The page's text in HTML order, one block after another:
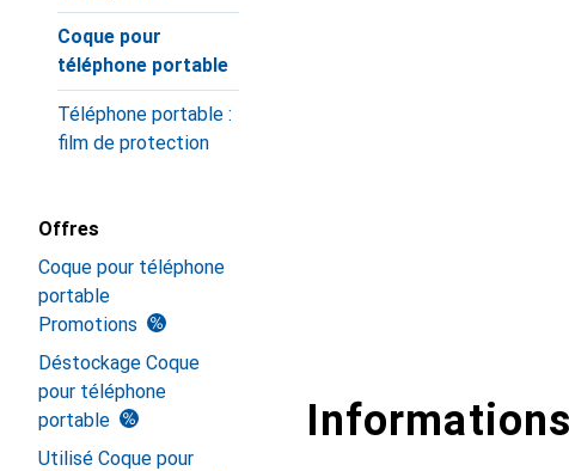
Coque pour
téléphone portable
Téléphone portable :
film de protection
Offres
Coque pour téléphone
portable
Promotions
Déstockage Coque
pour téléphone
portable
Utilisé Coque pour